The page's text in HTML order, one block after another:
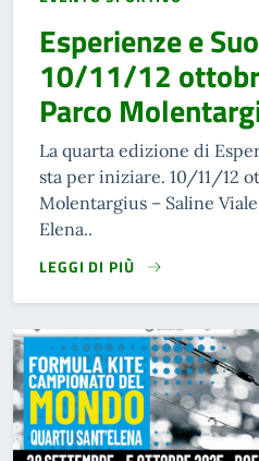
Esperienze e
10/11/12
Parco
La quarta edizione di
sta per iniziare. 10/11/12
Molentargius – Saline
Elena..
LEGGI DI PIÙ